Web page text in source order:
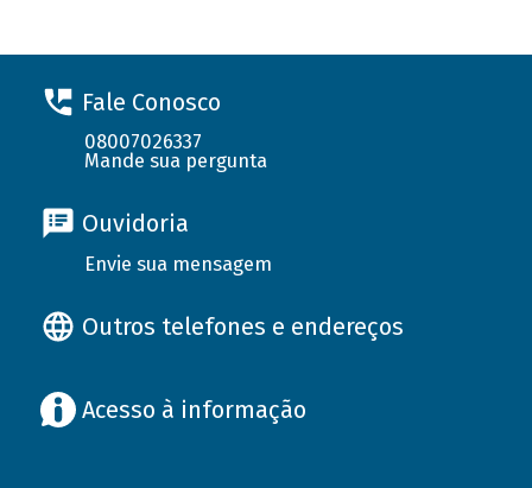
Fale Conosco
08007026337
Mande sua pergunta
Ouvidoria
Envie sua mensagem
Outros telefones e endereços
Acesso à informação